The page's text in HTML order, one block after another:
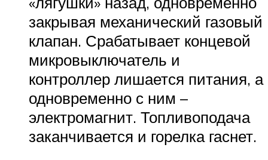
закрывая механический газовый
клапан. Срабатывает концевой
микровыключатель и
контроллер лишается питания, а
одновременно с ним –
электромагнит. Топливоподача
заканчивается и горелка гаснет.